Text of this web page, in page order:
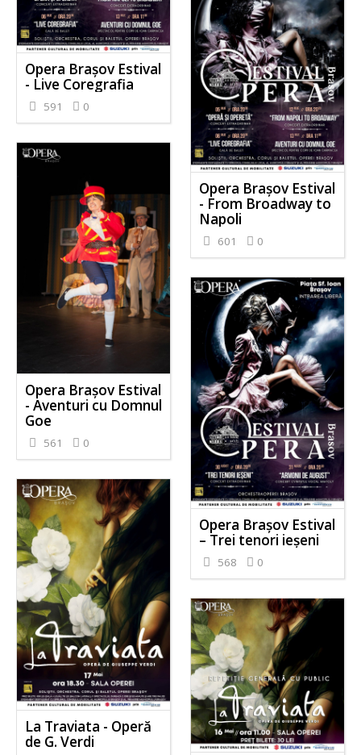
Opera Brașov Estival
- Live Coregrafia
591 0
Opera Brașov Estival
- From Broadway to
Napoli
601 0
Opera Brașov Estival
- Aventuri cu Domnul
Goe
561 0
Opera Brașov Estival
– Trei tenori ieșeni
568 0
La Traviata - Operă
de G. Verdi